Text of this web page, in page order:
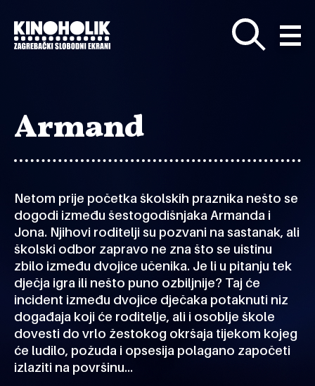
glavni
sadržaj
Armand
Netom prije početka školskih praznika nešto se
dogodi između šestogodišnjaka Armanda i
Jona. Njihovi roditelji su pozvani na sastanak, ali
školski odbor zapravo ne zna što se uistinu
zbilo između dvojice učenika. Je li u pitanju tek
dječja igra ili nešto puno ozbiljnije? Taj će
incident između dvojice dječaka potaknuti niz
događaja koji će roditelje, ali i osoblje škole
dovesti do vrlo žestokog okršaja tijekom kojeg
će ludilo, požuda i opsesija polagano započeti
izlaziti na površinu…